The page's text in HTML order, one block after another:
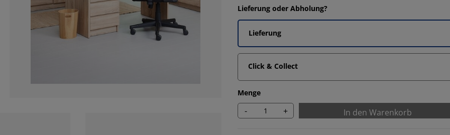
Lieferung oder Abholung?
Lieferung
Click & Collect
Menge
- + In den Warenkorb